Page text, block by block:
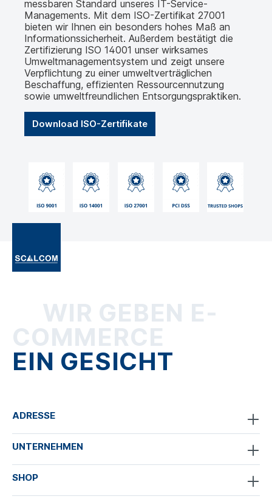
messbaren Standard unseres IT-Service-
Managements. Mit dem ISO-Zertifikat 27001
bieten wir Ihnen ein besonders hohes Maß an
Informationssicherheit. Außerdem bestätigt die
Zertifizierung ISO 14001 unser wirksames
Umweltmanagementsystem und zeigt unsere
Verpflichtung zu einer umweltverträglichen
Beschaffung, effizienten Ressourcennutzung
sowie umweltfreundlichen Entsorgungspraktiken.
Download ISO-Zertifikate
WIR GEBEN E-
COMMERCE
EIN GESICHT
ADRESSE
UNTERNEHMEN
SHOP